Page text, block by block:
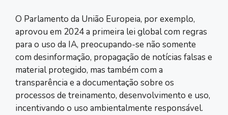
O Parlamento da União Europeia, por exemplo,
aprovou em 2024 a primeira lei global com regras
para o uso da IA, preocupando-se não somente
com desinformação, propagação de notícias falsas e
material protegido, mas também com a
transparência e a documentação sobre os
processos de treinamento, desenvolvimento e uso,
incentivando o uso ambientalmente responsável.